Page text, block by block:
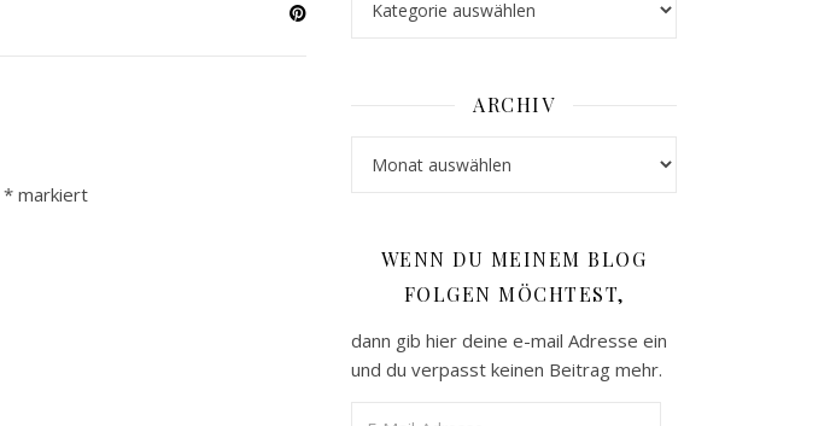
* markiert
ARCHIV
WENN DU MEINEM BLOG
FOLGEN MÖCHTEST,
dann gib hier deine e-mail Adresse ein
und du verpasst keinen Beitrag mehr.